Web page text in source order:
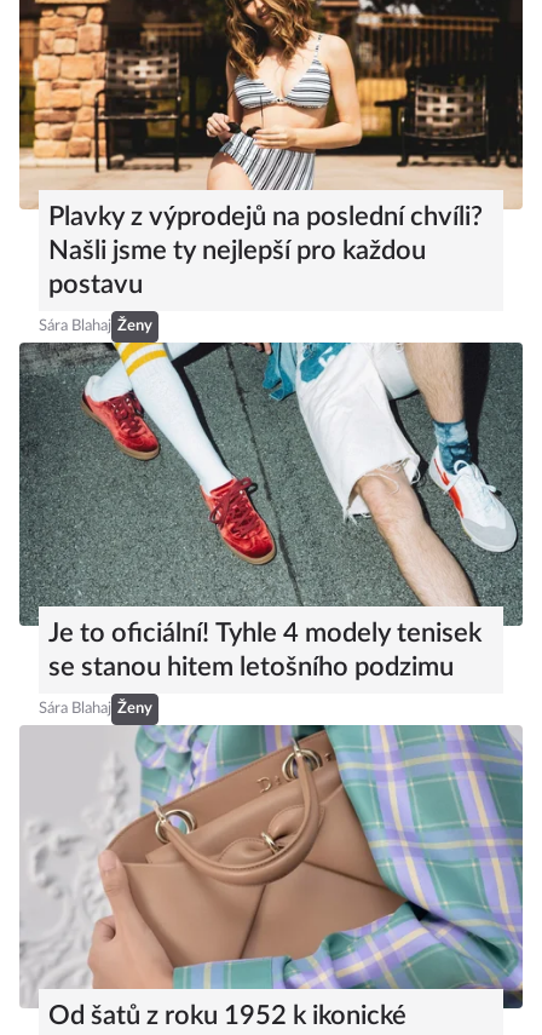
Plavky z výprodejů na poslední chvíli?
Našli jsme ty nejlepší pro každou
postavu
Sára Blahaj Ženy
Je to oficiální! Tyhle 4 modely tenisek
se stanou hitem letošního podzimu
Sára Blahaj Ženy
Od šatů z roku 1952 k ikonické